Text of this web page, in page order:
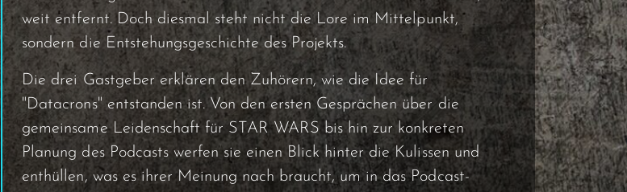
weit entfernt. Doch diesmal steht nicht die Lore im Mittelpunkt,
sondern die Entstehungsgeschichte des Projekts.
Die drei Gastgeber erklären den Zuhörern, wie die Idee für
"Datacrons" entstanden ist. Von den ersten Gesprächen über die
gemeinsame Leidenschaft für STAR WARS bis hin zur konkreten
Planung des Podcasts werfen sie einen Blick hinter die Kulissen und
enthüllen, was es ihrer Meinung nach braucht, um in das Podcast-